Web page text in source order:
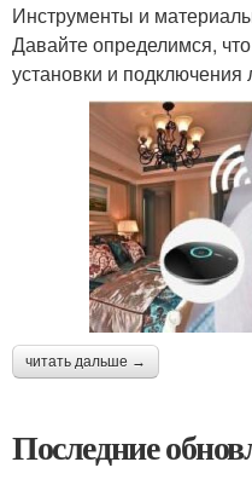
Инструменты и
Давайте определимся,
установки и
читать дальше →
Последние